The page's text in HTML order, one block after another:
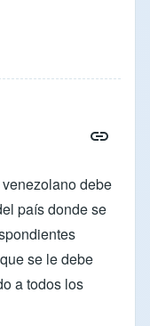
debe
país donde se
se le debe
a todos los